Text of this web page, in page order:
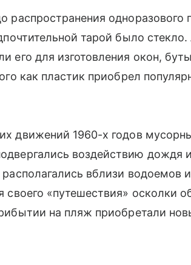
распространения одноразового
тарой было
его для изготовления окон,
как пластик приобрел
движений 1960-х годов
воздействию дождя
вблизи водоемов
своего «путешествия» осколки
на пляж приобретали